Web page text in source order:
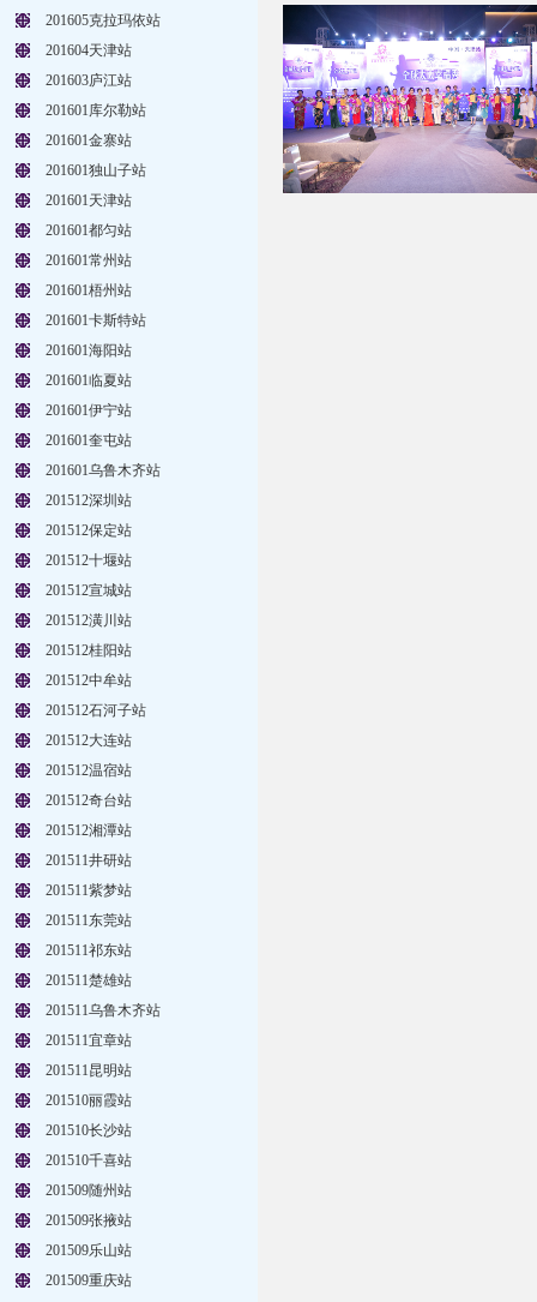
201605克拉玛依站
201604天津站
201603庐江站
201601库尔勒站
201601金寨站
201601独山子站
201601天津站
201601都匀站
201601常州站
201601梧州站
201601卡斯特站
201601海阳站
201601临夏站
201601伊宁站
201601奎屯站
201601乌鲁木齐站
201512深圳站
201512保定站
201512十堰站
201512宣城站
201512潢川站
201512桂阳站
201512中牟站
201512石河子站
201512大连站
201512温宿站
201512奇台站
201512湘潭站
201511井研站
201511紫梦站
201511东莞站
201511祁东站
201511楚雄站
201511乌鲁木齐站
201511宜章站
201511昆明站
201510丽霞站
201510长沙站
201510千喜站
201509随州站
201509张掖站
201509乐山站
201509重庆站